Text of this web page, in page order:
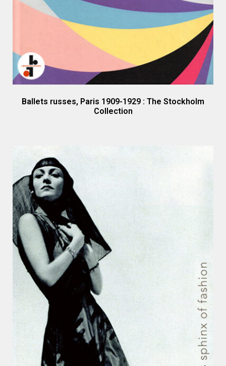
Ballets russes, Paris 1909-1929 : The Stockholm
Collection